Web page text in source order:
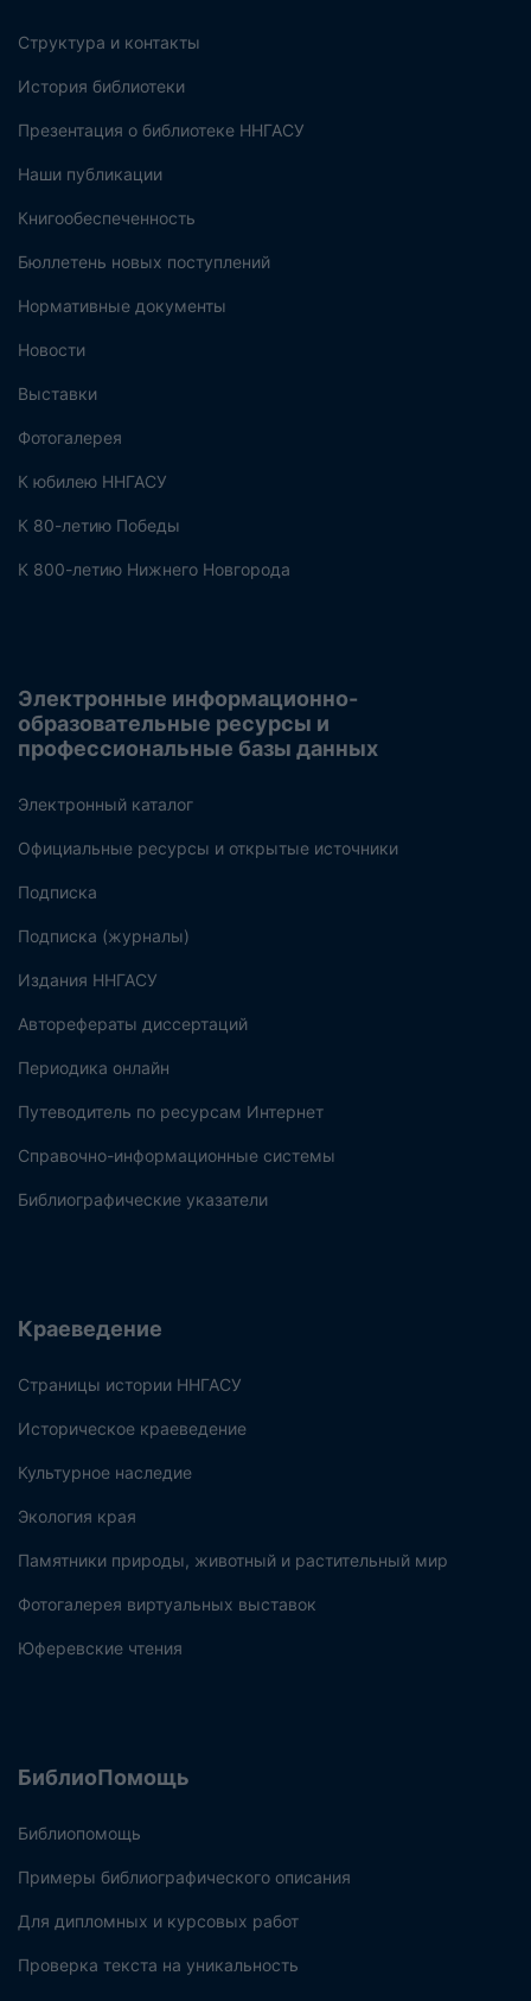
Структура и контакты
История библиотеки
Презентация о библиотеке ННГАСУ
Наши публикации
Книгообеспеченность
Бюллетень новых поступлений
Нормативные документы
Новости
Выставки
Фотогалерея
К юбилею ННГАСУ
К 80-летию Победы
К 800-летию Нижнего Новгорода
Электронные информационно-
образовательные ресурсы и
профессиональные базы данных
Электронный каталог
Официальные ресурсы и открытые источники
Подписка
Подписка (журналы)
Издания ННГАСУ
Авторефераты диссертаций
Периодика онлайн
Путеводитель по ресурсам Интернет
Справочно-информационные системы
Библиографические указатели
Краеведение
Страницы истории ННГАСУ
Историческое краеведение
Культурное наследие
Экология края
Памятники природы, животный и растительный мир
Фотогалерея виртуальных выставок
Юферевские чтения
БиблиоПомощь
Библиопомощь
Примеры библиографического описания
Для дипломных и курсовых работ
Проверка текста на уникальность